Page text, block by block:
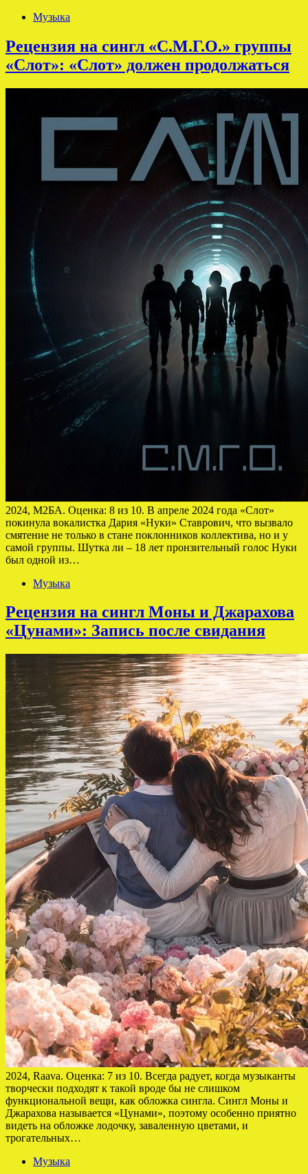
Музыка
Рецензия на сингл «С.М.Г.О.» группы
«Слот»: «Слот» должен продолжаться
2024, М2БА. Оценка: 8 из 10. В апреле 2024 года «Слот»
покинула вокалистка Дария «Нуки» Ставрович, что вызвало
смятение не только в стане поклонников коллектива, но и у
самой группы. Шутка ли – 18 лет пронзительный голос Нуки
был одной из…
Музыка
Рецензия на сингл Моны и Джарахова
«Цунами»: Запись после свидания
2024, Raava. Оценка: 7 из 10. Всегда радует, когда музыканты
творчески подходят к такой вроде бы не слишком
функциональной вещи, как обложка сингла. Сингл Моны и
Джарахова называется «Цунами», поэтому особенно приятно
видеть на обложке лодочку, заваленную цветами, и
трогательных…
Музыка